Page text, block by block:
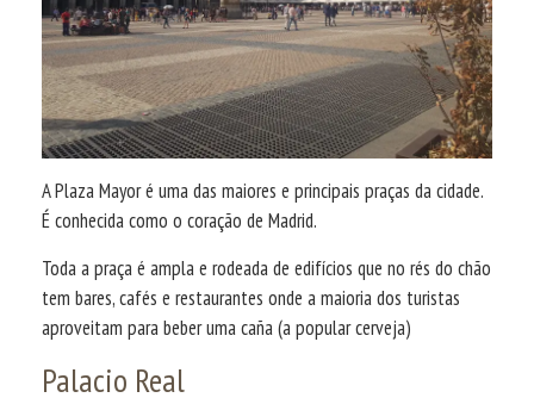
A Plaza Mayor é uma das maiores e principais praças da cidade.
É conhecida como o coração de Madrid.
Toda a praça é ampla e rodeada de edifícios que no rés do chão
tem bares, cafés e restaurantes onde a maioria dos turistas
aproveitam para beber uma caña (a popular cerveja)
Palacio Real